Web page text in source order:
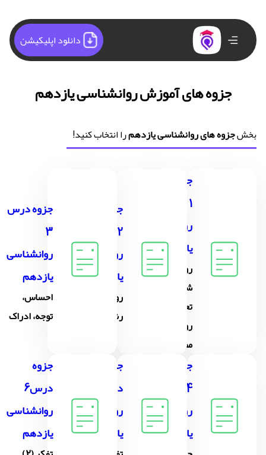
دانلود اپلیکیشن
جزوه های آموزش روانشناسی یازدهم
بخشجزوه های روانشناسی یازدهمرا انتخاب کنید!
جزوه درس
1
روانشناسی
یازدهم
روان
شناسی:
تعریف و
روش مورد
مطالعه
جزوه درس
2
روانشناسی
یازدهم
روان شناسی
رشد
جزوه درس
3
روانشناسی
یازدهم
احساس،
توجه، ادراک
جزوه درس
4
روانشناسی
یازدهم
جزوه
روانشناسی
یازدهم
جزوه
درس6
روانشناسی
یازدهم